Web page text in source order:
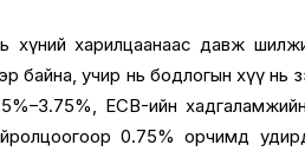
хүний харилцаанаас давж
байна, учир нь бодлогын хүү нь
3.5%–3.75%, ECB-ийн
0.75% орчимд